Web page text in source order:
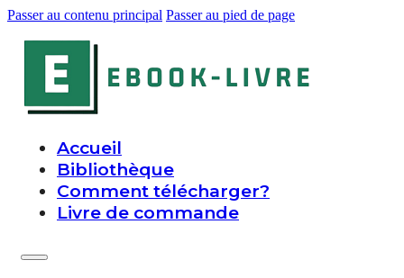
Passer au contenu principal Passer au pied de page
Accueil
Bibliothèque
Comment télécharger?
Livre de commande